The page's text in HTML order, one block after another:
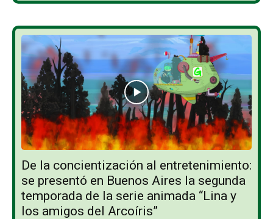
De la concientización al entretenimiento:
se presentó en Buenos Aires la segunda
temporada de la serie animada “Lina y
los amigos del Arcoíris”